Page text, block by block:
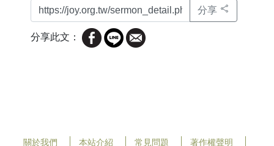
分享
分享此文：
關於我們 本站介紹 常見問題 著作權聲明